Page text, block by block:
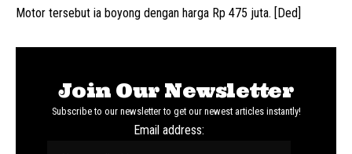
Motor tersebut ia boyong dengan harga Rp 475 juta. [Ded]
Join Our Newsletter
Subscribe to our newsletter to get our newest articles instantly!
Email address: